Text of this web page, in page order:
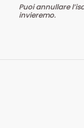
Puoi annullare
invieremo.